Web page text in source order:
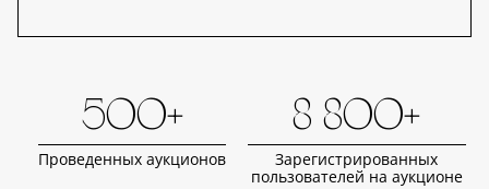
500+
Проведенных аукционов
8 800+
Зарегистрированных
пользователей на аукционе